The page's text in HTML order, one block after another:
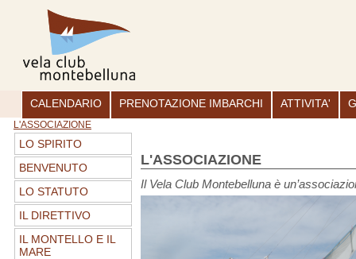
CALENDARIO PRENOTAZIONE IMBARCHI ATTIVITA'
L'ASSOCIAZIONE
LO SPIRITO
BENVENUTO
LO STATUTO
IL DIRETTIVO
IL MONTELLO E IL
MARE
L'ASSOCIAZIONE
Il Vela Club Montebelluna è